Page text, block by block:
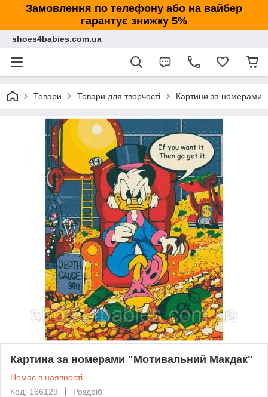
Замовлення по телефону або на вайбер
гарантує знижку 5%
shoes4babies.com.ua
Товари Товари для творчості Картини за номерами
Картина за номерами "Мотивальний Макдак"
Немає в наявності
Код: 166129
Роздріб